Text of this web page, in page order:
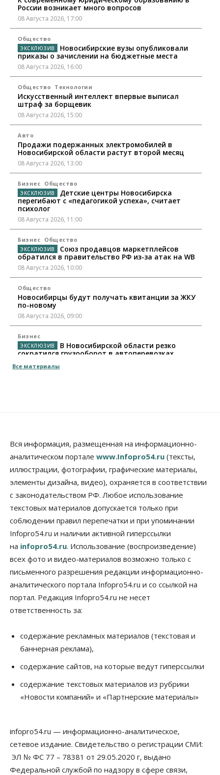
России возникает много вопросов
08 Августа 2026, 17:00
Общество
Новосибирские вузы опубликовали
приказы о зачислении на бюджетные места
08 Августа 2026, 16:00
Общество Технологии
Искусственный интеллект впервые выписал
штраф за борщевик
08 Августа 2026, 15:00
Авто
Продажи подержанных электромобилей в
Новосибирской области растут второй месяц
08 Августа 2026, 13:00
Бизнес Общество
Детские центры Новосибирска
перегибают с «педагогикой успеха», считает
психолог
08 Августа 2026, 11:00
Бизнес Общество
Союз продавцов маркетплейсов
обратился в правительство РФ из-за атак на WB
08 Августа 2026, 10:00
Общество
Новосибирцы будут получать квитанции за ЖКУ
по-новому
08 Августа 2026, 09:00
Бизнес
В Новосибирской области резко
сократился грузооборот в автоперевозках
07 Августа 2026, 19:00
В аэропорту Толмачёво завершены работы по
бетонированию рулежных дорожек
07 Августа 2026, 17:00
Бизнес Недвижимость Общество
Новосибирцы стали реже оформлять
дома по упрощенной схеме
07 Августа 2026, 16:00
Роспотребнадзор изъял почти полторы тонны
мяса в Новосибирской области
07 Августа 2026, 15:00
Расходы новосибирцев на спорт выросли на 40%
за полгода
07 Августа 2026, 14:00
В Новосибирске многодетным семьям вручили
07 Августа 2026, 13:55
07 Августа 2026, 13:00
Власть
Школы, библиотеки, пешеходные тротуары:
Все материалы
Вся информация, размещенная на информационно-
аналитическом портале www.Infopro54.ru (тексты,
иллюстрации, фотографии, графические материалы,
элементы дизайна, видео), охраняется в соответствии
с законодательством РФ. Любое использование
текстовых материалов допускается только при
соблюдении правил перепечатки и при упоминании
Infopro54.ru и наличии активной гиперссылки
на infopro54.ru. Использование (воспроизведение)
всех фото и видео-материалов возможно только с
письменного разрешения редакции информационно-
аналитического портала Infopro54.ru и со ссылкой на
портал. Редакция Infopro54.ru не несет
ответственность за:
содержание рекламных материалов (текстовая и
баннерная реклама),
содержание сайтов, на которые ведут гиперссылки
содержание текстовых материалов из рубрики
«Новости компаний» и «Партнерские материалы»
infopro54.ru — информационно-аналитическое,
сетевое издание. Свидетельство о регистрации СМИ:
ЭЛ № ФС 77 – 78381 от 29.05.2020 г, выдано
Федеральной службой по надзору в сфере связи,